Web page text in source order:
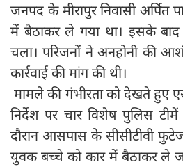
जनपद के मीरापुर निवासी अर्पित
में बैठाकर ले गया था। इसके बाद
चला। परिजनों ने अनहोनी की
कार्रवाई की मांग की थी।
मामले की गंभीरता को देखते हुए
निर्देश पर चार विशेष पुलिस
दौरान आसपास के सीसीटीवी
युवक बच्चे को कार में बैठाकर ले